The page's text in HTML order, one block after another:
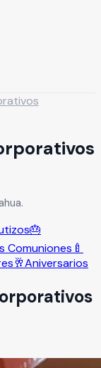
🎂
Comuniones 🍼
🥂Aniversarios